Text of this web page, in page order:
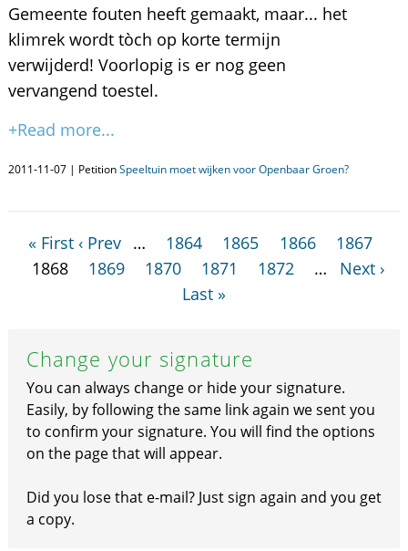
Gemeente fouten heeft gemaakt, maar... het
klimrek wordt tòch op korte termijn
verwijderd! Voorlopig is er nog geen
vervangend toestel.
+Read more...
2011-11-07 | PetitionSpeeltuin moet wijken voor Openbaar Groen?
« First ‹ Prev … 1864 1865 1866
1867
1868
1869 1870 1871 1872 …
Next ›
Last »
Change your signature
You can always change or hide your signature.
Easily, by following the same link again we sent you
to confirm your signature. You will find the options
on the page that will appear.
Did you lose that e-mail? Just sign again and you get
a copy.